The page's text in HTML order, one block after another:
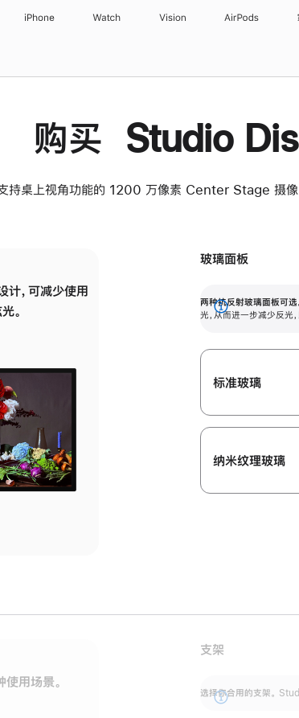
iPhone Watch Vision AirPods
购买 Studio
持桌上视角功能的 1200 万像素 Center Stage 摄像
计，可减少使用
。
有高亮光源的场所使用，也能保持
玻璃面板
两种抗反射玻璃面板可选
光，从而进一步减少反光
展
标准玻璃
纳米纹理玻璃
用场景。
调节范围。
支架
选择你合用的支架。
展